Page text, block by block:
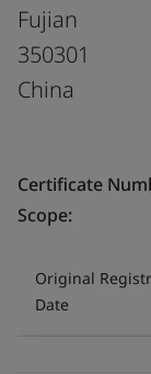
Fujian
350301
China
Certificate
Scope:
Original
Date